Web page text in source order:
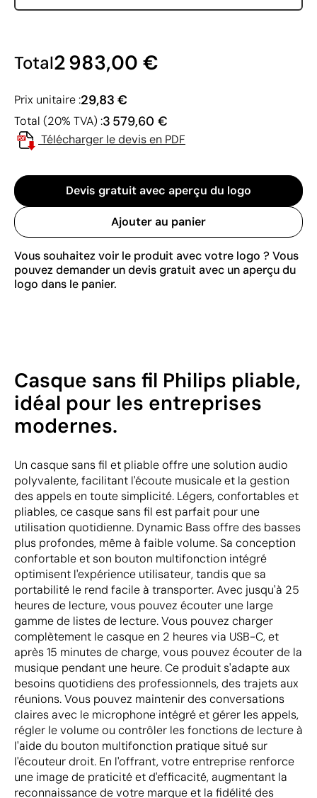
Total2 983,00 €
Prix unitaire :29,83 €
Total (20% TVA) :3 579,60 €
Télécharger le devis en PDF
Devis gratuit avec aperçu du logo
Ajouter au panier
Vous souhaitez voir le produit avec votre logo ? Vous
pouvez demander un devis gratuit avec un aperçu du
logo dans le panier.
Casque sans fil Philips pliable,
idéal pour les entreprises
modernes.
Un casque sans fil et pliable offre une solution audio
polyvalente, facilitant l'écoute musicale et la gestion
des appels en toute simplicité. Légers, confortables et
pliables, ce casque sans fil est parfait pour une
utilisation quotidienne. Dynamic Bass offre des basses
plus profondes, même à faible volume. Sa conception
confortable et son bouton multifonction intégré
optimisent l'expérience utilisateur, tandis que sa
portabilité le rend facile à transporter. Avec jusqu'à 25
heures de lecture, vous pouvez écouter une large
gamme de listes de lecture. Vous pouvez charger
complètement le casque en 2 heures via USB-C, et
après 15 minutes de charge, vous pouvez écouter de la
musique pendant une heure. Ce produit s'adapte aux
besoins quotidiens des professionnels, des trajets aux
réunions. Vous pouvez maintenir des conversations
claires avec le microphone intégré et gérer les appels,
régler le volume ou contrôler les fonctions de lecture à
l'aide du bouton multifonction pratique situé sur
l'écouteur droit. En l'offrant, votre entreprise renforce
une image de praticité et d'efficacité, augmentant la
reconnaissance de votre marque et la fidélité des